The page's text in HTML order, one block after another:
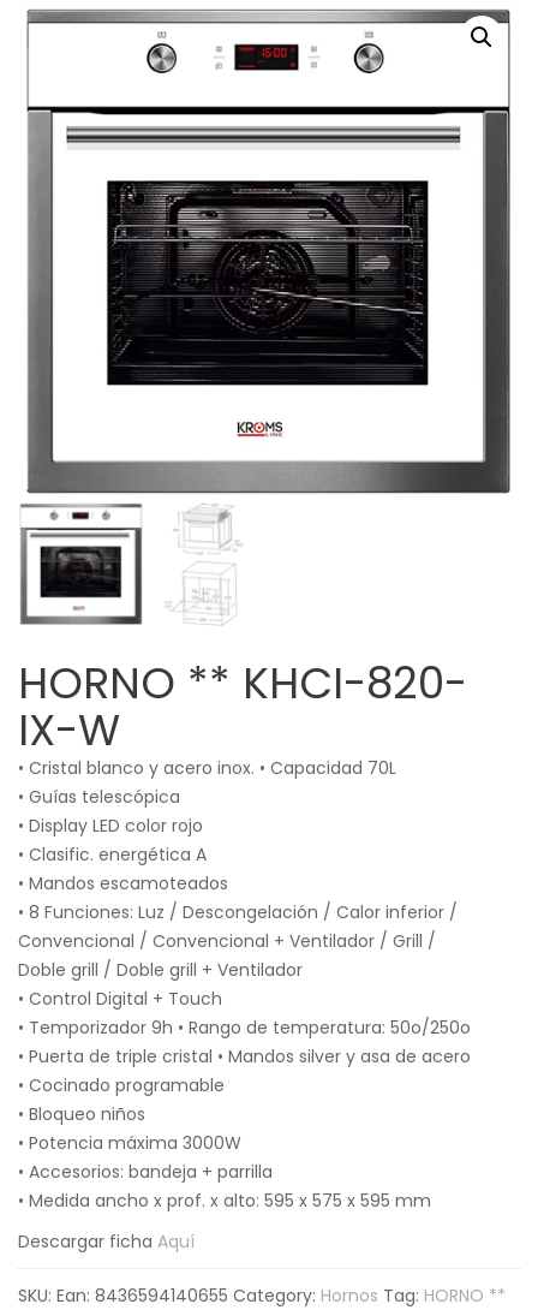
HORNO ** KHCI-820-
IX-W
• Cristal blanco y acero inox. • Capacidad 70L
• Guías telescópica
• Display LED color rojo
• Clasific. energética A
• Mandos escamoteados
• 8 Funciones: Luz / Descongelación / Calor inferior /
Convencional / Convencional + Ventilador / Grill /
Doble grill / Doble grill + Ventilador
• Control Digital + Touch
• Temporizador 9h • Rango de temperatura: 50o/250o
• Puerta de triple cristal • Mandos silver y asa de acero
• Cocinado programable
• Bloqueo niños
• Potencia máxima 3000W
• Accesorios: bandeja + parrilla
• Medida ancho x prof. x alto: 595 x 575 x 595 mm
Descargar ficha Aquí
SKU: Ean: 8436594140655 Category: Hornos Tag: HORNO **